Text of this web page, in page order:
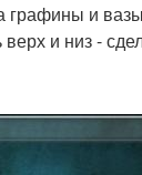
и
и низ -